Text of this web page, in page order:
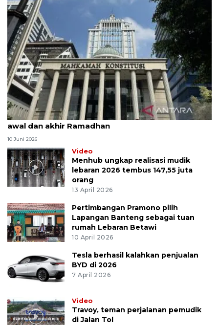
MK uji materi UU Peradilan Agama perihal isbat
awal dan akhir Ramadhan
10 Juni 2026
Video
Menhub ungkap realisasi mudik
lebaran 2026 tembus 147,55 juta
orang
13 April 2026
Pertimbangan Pramono pilih
Lapangan Banteng sebagai tuan
rumah Lebaran Betawi
10 April 2026
Tesla berhasil kalahkan penjualan
BYD di 2026
7 April 2026
Video
Travoy, teman perjalanan pemudik
di Jalan Tol